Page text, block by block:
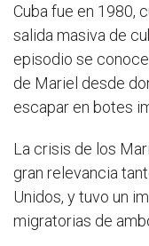
Cuba fue en 1980,
salida masiva de
episodio se
de Mariel desde
escapar en botes
La crisis de los
gran relevancia
Unidos, y tuvo un
migratorias de